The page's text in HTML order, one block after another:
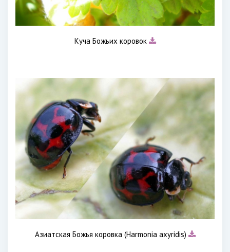
Куча Божьих коровок
Азиатская Божья коровка (Harmonia axyridis)